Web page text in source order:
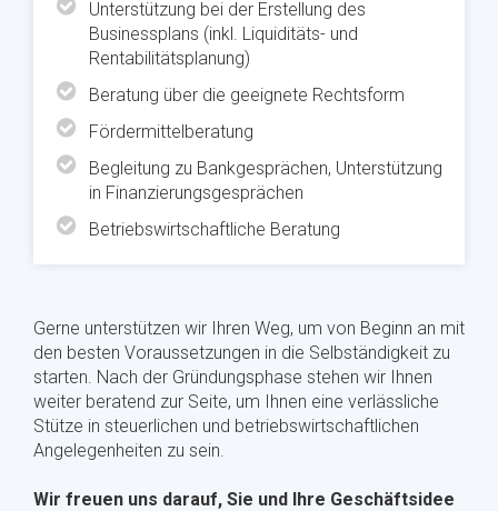
Unterstützung bei der Erstellung des
Businessplans (inkl. Liquiditäts- und
Rentabilitätsplanung)
Beratung über die geeignete Rechtsform
Fördermittelberatung
Begleitung zu Bankgesprächen, Unterstützung
in Finanzierungsgesprächen
Betriebswirtschaftliche Beratung
Gerne unterstützen wir Ihren Weg, um von Beginn an mit
den besten Voraussetzungen in die Selbständigkeit zu
starten. Nach der Gründungsphase stehen wir Ihnen
weiter beratend zur Seite, um Ihnen eine verlässliche
Stütze in steuerlichen und betriebswirtschaftlichen
Angelegenheiten zu sein.
Wir freuen uns darauf, Sie und Ihre Geschäftsidee